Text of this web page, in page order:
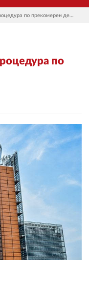
ЕК поставя България в процедура по прекомерен дефицит
по
ЗА ПОЛЗВАНЕ
ЗА БИСКВИТКИТЕ
ЗА